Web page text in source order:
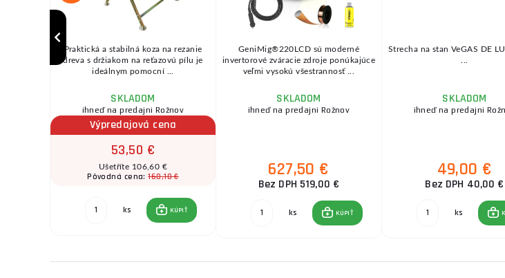
Praktická a stabilná koza na rezanie
dreva s držiakom na reťazovú pílu je
ideálnym pomocní ...
SKLADOM
ihneď na predajni Rožnov
Výpredajová cena
53,50 €
Ušetříte 106,60 €
Pôvodná cena:160,10 €
ks KÚPIŤ
GeniMig®220LCD sú moderné
invertorové zváracie zdroje ponúkajúce
veľmi vysokú všestrannosť ...
SKLADOM
ihneď na predajni Rožnov
627,50 €
Bez DPH 519,00 €
ks KÚPIŤ
Strecha na stan VeGAS DE
SKLADOM
ihneď na predajni
49,00 €
Bez DPH 40,00 €
ks